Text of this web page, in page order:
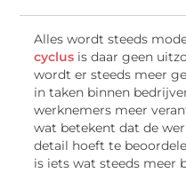
Alles wordt steeds
cyclus is daar geen
wordt er steeds meer
in taken binnen
werknemers meer
wat betekent dat de
detail hoeft te
is iets wat steeds meer